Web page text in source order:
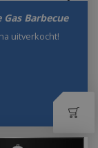
Barbecue
uitverkocht!